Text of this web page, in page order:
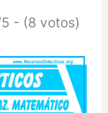
- (8 votos)